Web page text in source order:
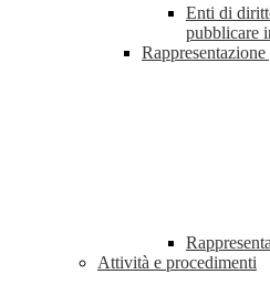
Enti di
pubblicare
Attività e procedimenti